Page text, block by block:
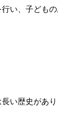
い、子ども
い歴史があ